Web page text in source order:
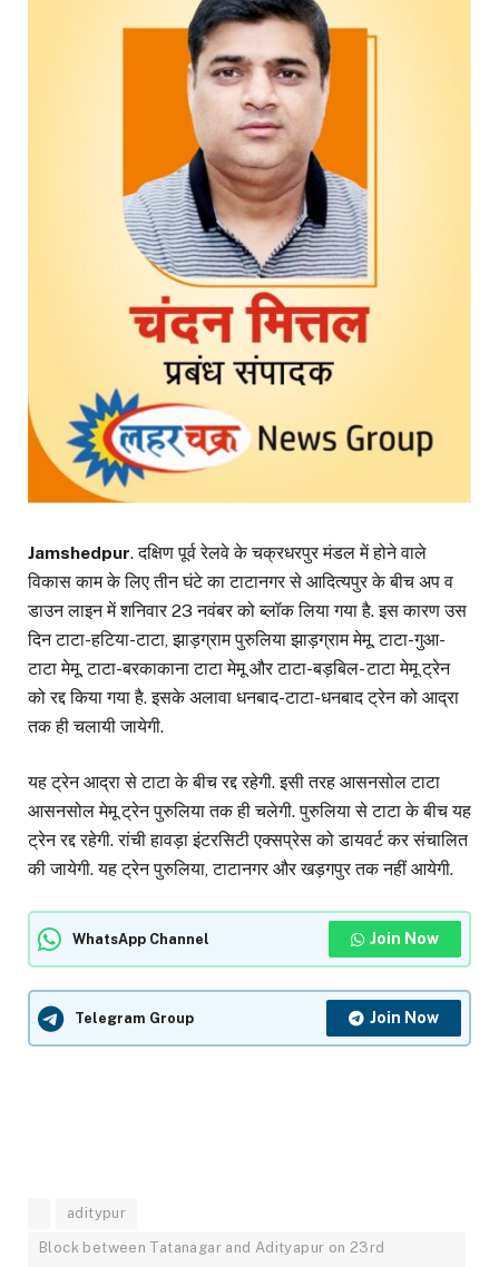
Jamshedpur. दक्षिण पूर्व रेलवे के चक्रधरपुर मंडल में होने वाले
विकास काम के लिए तीन घंटे का टाटानगर से आदित्यपुर के बीच अप व
डाउन लाइन में शनिवार 23 नवंबर को ब्लॉक लिया गया है. इस कारण उस
दिन टाटा-हटिया-टाटा, झाड़ग्राम पुरुलिया झाड़ग्राम मेमू, टाटा-गुआ-
टाटा मेमू, टाटा-बरकाकाना टाटा मेमू और टाटा-बड़बिल- टाटा मेमू ट्रेन
को रद्द किया गया है. इसके अलावा धनबाद-टाटा-धनबाद ट्रेन को आद्रा
तक ही चलायी जायेगी.
यह ट्रेन आद्रा से टाटा के बीच रद्द रहेगी. इसी तरह आसनसोल टाटा
आसनसोल मेमू ट्रेन पुरुलिया तक ही चलेगी. पुरुलिया से टाटा के बीच यह
ट्रेन रद्द रहेगी. रांची हावड़ा इंटरसिटी एक्सप्रेस को डायवर्ट कर संचालित
की जायेगी. यह ट्रेन पुरुलिया, टाटानगर और खड़गपुर तक नहीं आयेगी.
WhatsApp Channel Join Now
Telegram Group Join Now
aditypur
Block between Tatanagar and Adityapur on 23rd